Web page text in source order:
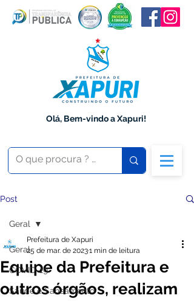
Olá, Bem-vindo a Xapuri!
Post
Geral
COVID-19
Saúde e Saneamento
Geral
Equipe da Prefeitura e
outros órgãos, realizam
Prefeitura de Xapuri
25 de mar. de 20231 min de leitura